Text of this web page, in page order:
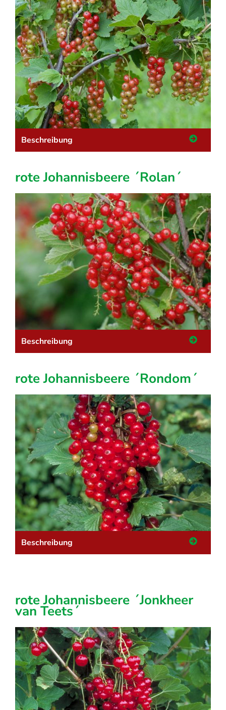
Beschreibung
rote Johannisbeere ´Rolan´
Beschreibung
rote Johannisbeere ´Rondom´
Beschreibung
rote Johannisbeere ´Jonkheer
van Teets´